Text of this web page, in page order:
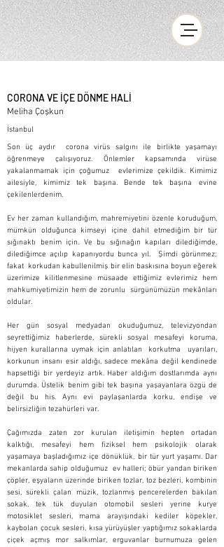
CORONA VE İÇE DÖNME HALİ
Meliha Çoşkun
İstanbul
Son üç aydır corona virüs salgını ile birlikte yaşamayı
öğrenmeye çalışıyoruz. Önlemler kapsamında virüse
yakalanmamak için çoğumuz evlerimize çekildik. Kimimiz
ailesiyle, kimimiz tek başına. Bende tek başına evine
çekilenlerdenim.
Ev her zaman kullandığım, mahremiyetini özenle koruduğum,
mümkün olduğunca kimseyi içine dahil etmediğim bir tür
sığınaktı benim için. Ve bu sığınağın kapıları dilediğimde,
dilediğimce açılıp kapanıyordu bunca yıl. Şimdi görünmez;
fakat korkudan kabullenilmiş bir elin baskısına boyun eğerek
üzerimize kilitlenmesine müsaade ettiğimiz evlerimiz hem
mahkumiyetimizin hem de zorunlu sürgünümüzün mekânları
oldular.
Her gün sosyal medyadan okuduğumuz, televizyondan
seyrettiğimiz haberlerde, sürekli sosyal mesafeyi koruma,
hijyen kurallarına uymak için anlatılan korkutma uyarıları,
korkunun insanı esir aldığı, sadece mekâna değil kendinede
hapsettiği bir yerdeyiz artık. Haber aldığım dostlarımda aynı
durumda. Üstelik benim gibi tek başına yaşayanlara özgü de
değil bu his. Aynı evi paylaşanlarda korku, endişe ve
belirsizliğin tezahürleri var.
Çağımızda zaten zor kurulan iletişimin hepten ortadan
kalktığı, mesafeyi hem fiziksel hem psikolojik olarak
yaşamaya başladığımız içe dönüklük, bir tür yurt yaşamı. Dar
mekanlarda sahip olduğumuz ev halleri; öbür yandan biriken
çöpler, eşyaların üzerinde biriken tozlar, toz bezleri, kombinin
sesi, sürekli çalan müzik, tozlanmış pencerelerden bakılan
sokak, tek tük duyulan otomobil sesleri yerine kurye
motosiklet sesleri, mama arayışındaki kediler köpekler,
kaybolan çocuk sesleri, kısa yürüyüşler yaptığımız sokaklarda
çiçek açmış mor salkımlar, erguvanlar burnumuza gelen